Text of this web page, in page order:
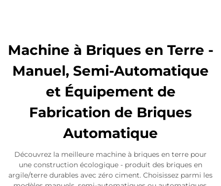
Machine à Briques en Terre -
Manuel, Semi-Automatique
et Équipement de
Fabrication de Briques
Automatique
Découvrez la meilleure machine à briques en terre pour
une construction écologique - produit des briques en
argile/terre durables avec zéro ciment. Choisissez parmi les